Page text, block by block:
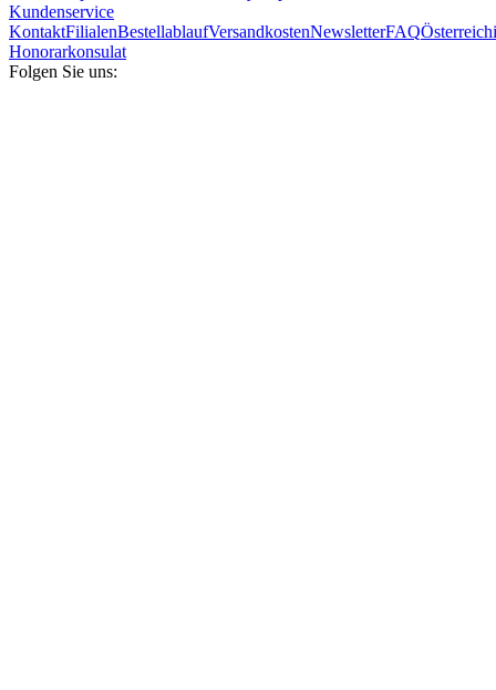
Kundenservice
KontaktFilialenBestellablaufVersandkostenNewsletterFAQ
Honorarkonsulat
Folgen Sie uns: